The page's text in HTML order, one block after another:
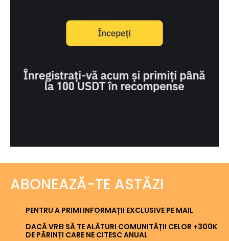
ABONEAZĂ-TE ASTĂZI
PENTRU A PRIMI INFORMAȚII EXCLUSIVE PE MAIL
DACĂ VREI SĂ TE ALĂTURI COMUNITĂȚII CELOR +300K
DE PĂRINȚI CARE NE CITESC ANUAL